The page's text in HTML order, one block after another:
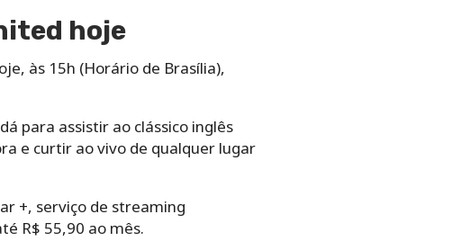
hoje
às 15h (Horário de Brasília),
para assistir ao clássico inglês
e curtir ao vivo de qualquer lugar
+, serviço de streaming
R$ 55,90 ao mês.